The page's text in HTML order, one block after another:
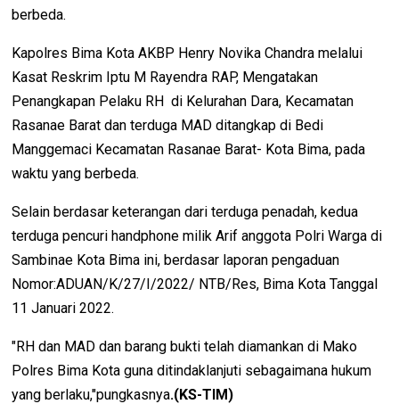
berbeda.
Kapolres Bima Kota AKBP Henry Novika Chandra melalui
Kasat Reskrim Iptu M Rayendra RAP, Mengatakan
Penangkapan Pelaku RH di Kelurahan Dara, Kecamatan
Rasanae Barat dan terduga MAD ditangkap di Bedi
Manggemaci Kecamatan Rasanae Barat- Kota Bima, pada
waktu yang berbeda.
Selain berdasar keterangan dari terduga penadah, kedua
terduga pencuri handphone milik Arif anggota Polri Warga di
Sambinae Kota Bima ini, berdasar laporan pengaduan
Nomor:ADUAN/K/27/I/2022/ NTB/Res, Bima Kota Tanggal
11 Januari 2022.
"RH dan MAD dan barang bukti telah diamankan di Mako
Polres Bima Kota guna ditindaklanjuti sebagaimana hukum
yang berlaku,"pungkasnya.(KS-TIM)